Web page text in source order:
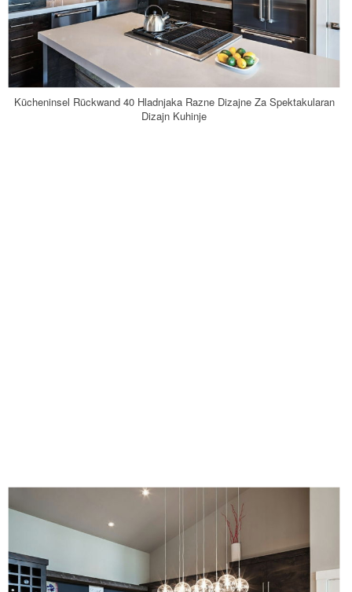
Kücheninsel Rückwand 40 Hladnjaka Razne Dizajne Za Spektakularan
Dizajn Kuhinje